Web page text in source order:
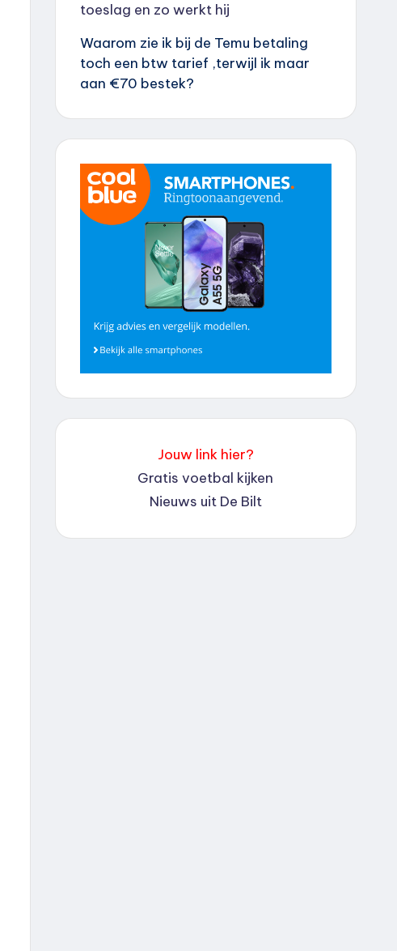
toeslag en zo werkt hij
Waarom zie ik bij de Temu betaling
toch een btw tarief ,terwijl ik maar
aan €70 bestek?
Jouw link hier?
Gratis voetbal kijken
Nieuws uit De Bilt